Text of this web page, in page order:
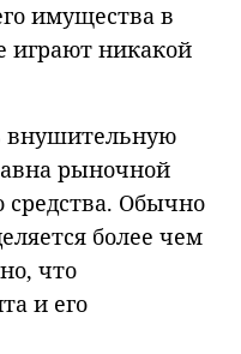
имущества в
играют никакой
внушительную
рыночной
средства. Обычно
более чем
что
и его